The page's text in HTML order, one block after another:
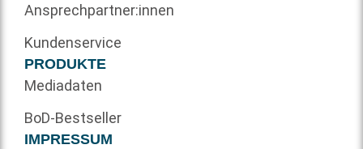
Ansprechpartner:innen
Kundenservice
PRODUKTE
Mediadaten
BoD-Bestseller
IMPRESSUM